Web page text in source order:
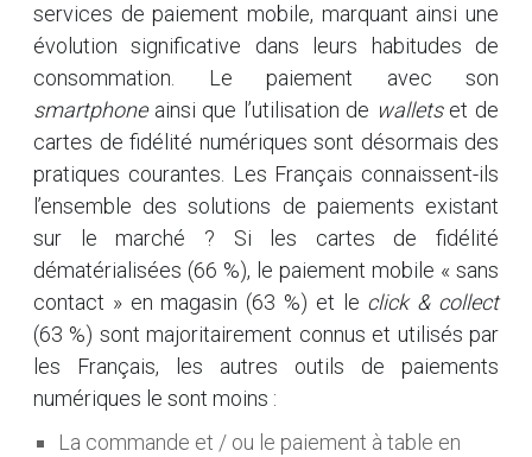
services de paiement mobile, marquant ainsi une
évolution significative dans leurs habitudes de
consommation. Le paiement avec son
smartphoneainsi que l’utilisation de walletset de
cartes de fidélité numériques sont désormais des
pratiques courantes. Les Français connaissent-ils
l’ensemble des solutions de paiements existant
sur le marché ? Si les cartes de fidélité
dématérialisées (66 %), le paiement mobile « sans
contact » en magasin (63 %) et le click & collect
(63 %) sont majoritairement connus et utilisés par
les Français, les autres outils de paiements
numériques le sont moins :
La commande et / ou le paiement à table en